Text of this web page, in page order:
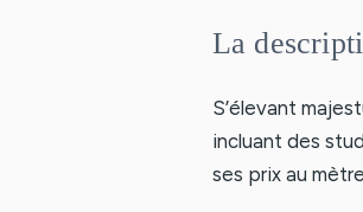
La
S’élevant
incluant des
ses prix au